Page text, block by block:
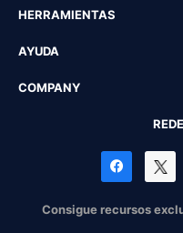
HERRAMIENTAS
AYUDA
COMPANY
Consigue recursos